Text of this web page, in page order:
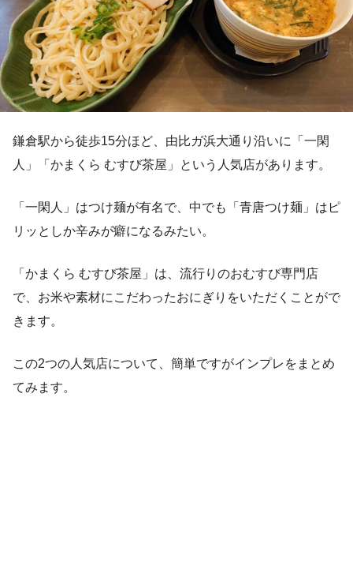
鎌倉駅から徒歩15分ほど、由比ガ浜大通り沿いに「一閑
人」「かまくら むすび茶屋」という人気店があります。
「一閑人」はつけ麺が有名で、中でも「青唐つけ麺」はピ
リッとしか辛みが癖になるみたい。
「かまくら むすび茶屋」は、流行りのおむすび専門店
で、お米や素材にこだわったおにぎりをいただくことがで
きます。
この2つの人気店について、簡単ですがインプレをまとめ
てみます。